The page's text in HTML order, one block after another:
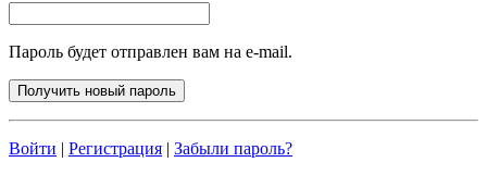
Пароль будет отправлен вам на e-mail.
Войти Регистрация
Забыли пароль?